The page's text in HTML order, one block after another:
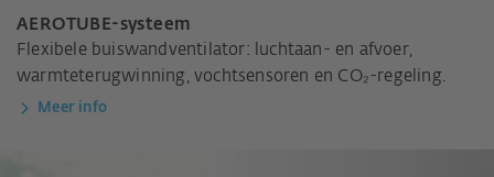
AEROTUBE-systeem
Flexibele buiswandventilator: luchtaan- en afvoer,
warmteterugwinning, vochtsensoren en CO₂-regeling.
Meer info